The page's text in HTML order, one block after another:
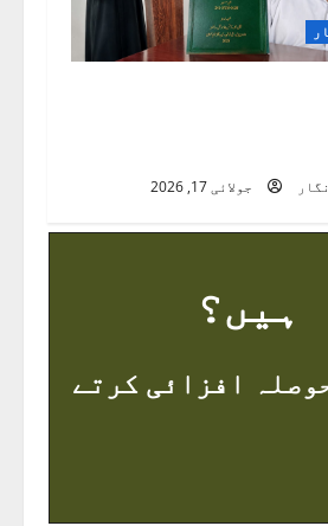
جولائی 17, 2026
افزائی کرتے